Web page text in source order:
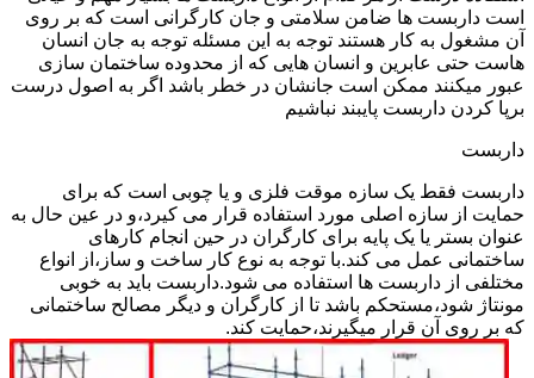
است داربست ها ضامن سلامتی و جان کارگرانی است که بر روی
آن مشغول به کار هستند توجه به این مسئله توجه به جان انسان
هاست حتی عابرین و انسان هایی که از محدوده ساختمان سازی
عبور میکنند ممکن است جانشان در خطر باشد اگر به اصول درست
برپا کردن داربست پایبند نباشیم
داربست
داربست فقط یک سازه موقت فلزی و یا چوبی است که برای
حمایت از سازه اصلی مورد استفاده قرار می کیرد،و در عین حال به
عنوان بستر یا یک پایه برای کارگران در حین انجام کارهای
ساختمانی عمل می کند.با توجه به نوع کار ساخت و ساز،از انواع
مختلفی از داربست ها استفاده می شود.داربست باید به خوبی
مونتاژ شود،مستحکم باشد تا از کارگران و دیگر مصالح ساختمانی
که بر روی آن قرار میگیرند،حمایت کند.